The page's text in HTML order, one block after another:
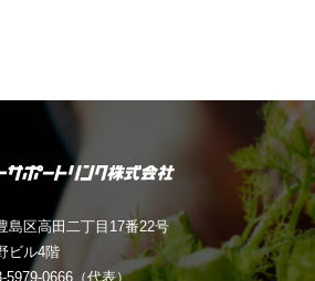
島区高田二丁目17番22号
ビル4階
5979-0666（代表）